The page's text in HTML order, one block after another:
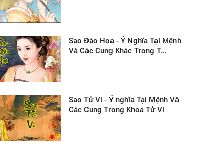
Sao Đào Hoa - Ý Nghĩa Tại Mệnh
Và Các Cung Khác Trong T...
Sao Tử Vi - Ý nghĩa Tại Mệnh Và
Các Cung Trong Khoa Tử Vi